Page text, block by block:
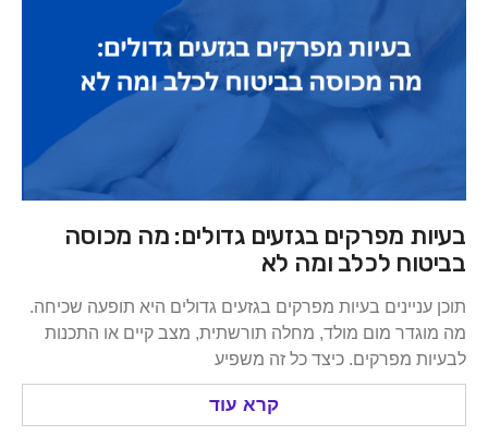
מפרקים בגזעים גדולים: מה מכוסה
לכלב ומה לא
בעיות מפרקים בגזעים גדולים היא תופעה שכיחה.
מום מולד, מחלה תורשתית, מצב קיים או התכנות
מפרקים. כיצד כל זה משפיע
קרא עוד